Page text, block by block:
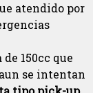
atendido por
150cc que
se intentan